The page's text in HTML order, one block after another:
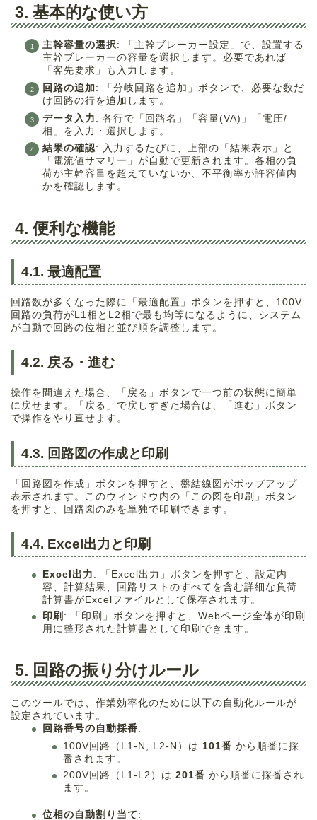
3. 基本的な使い方
主幹容量の選択 : 「主幹ブレーカー設定」で、設置する
主幹ブレーカーの容量を選択します。必要であれば
「客先要求」も入力します。
回路の追加 : 「分岐回路を追加」ボタンで、必要な数だ
け回路の行を追加します。
データ入力 : 各行で「回路名」「容量(VA)」「電圧/
相」を入力・選択します。
結果の確認: 入力するたびに、上部の「結果表示」と
「電流値サマリー」が自動で更新されます。各相の負
荷が主幹容量を超えていないか、不平衡率が許容値内
かを確認します。
4. 便利な機能
4.1. 最適配置
回路数が多くなった際に「最適配置」ボタンを押すと、100V
回路の負荷がL1相とL2相で最も均等になるように、システム
が自動で回路の位相と並び順を調整します。
4.2. 戻る・進む
操作を間違えた場合、「戻る」ボタンで一つ前の状態に簡単
に戻せます。「戻る」で戻しすぎた場合は、「進む」ボタン
で操作をやり直せます。
4.3. 回路図の作成と印刷
「回路図を作成」ボタンを押すと、盤結線図がポップアップ
表示されます。このウィンドウ内の「この図を印刷」ボタン
を押すと、回路図のみを単独で印刷できます。
4.4. Excel出力と印刷
Excel出力 : 「Excel出力」ボタンを押すと、設定内
容、計算結果、回路リストのすべてを含む詳細な負荷
計算書がExcelファイルとして保存されます。
印刷 : 「印刷」ボタンを押すと、Webページ全体が印刷
用に整形された計算書として印刷できます。
5. 回路の振り分けルール
このツールでは、作業効率化のために以下の自動化ルールが
設定されています。
回路番号の自動採番:
100V回路（L1-N, L2-N）は 101番 から順番に採
番されます。
200V回路（L1-L2）は 201番 から順番に採番され
ます。
位相の自動割り当て :